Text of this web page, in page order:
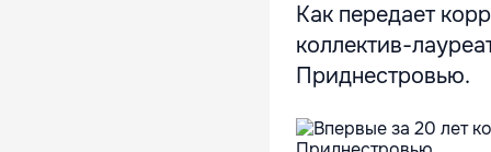
Как передает
коллектив-
Приднестровью.